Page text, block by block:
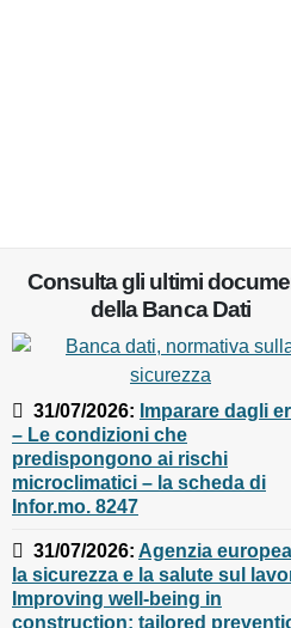
Consulta gli ultimi
della Banca Dati
31/07/2026 :Imparare dagli
errori – Le condizioni che
predispongono ai rischi
microclimatici – la scheda di
Infor.mo. 8247
31/07/2026:Agenzia
per la sicurezza e la salute
lavoro - Improving well-being